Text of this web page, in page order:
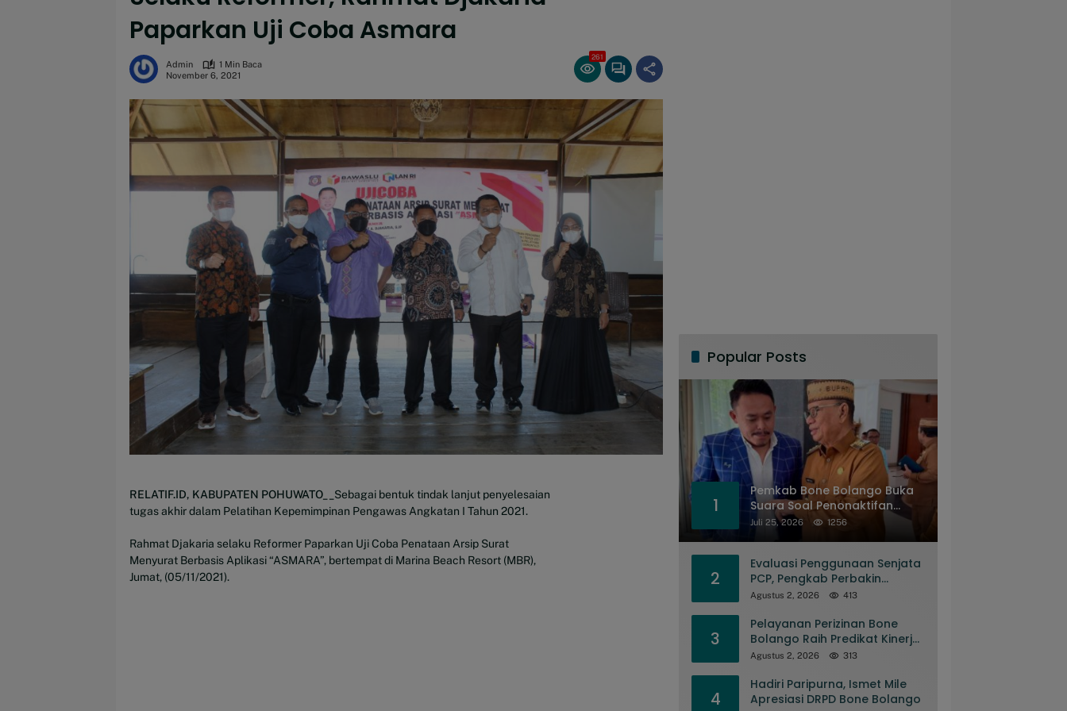
Paparkan Uji Coba Asmara
Admin
1 Min Baca
November 6, 2021
261
RELATIF.ID, KABUPATEN POHUWATO__ Sebagai bentuk tindak lanjut penyelesaian
tugas akhir dalam Pelatihan Kepemimpinan Pengawas Angkatan I Tahun 2021.
Rahmat Djakaria selaku Reformer Paparkan Uji Coba Penataan Arsip Surat
Menyurat Berbasis Aplikasi “ASMARA”, bertempat di Marina Beach Resort (MBR),
Jumat, (05/11/2021).
Popular Posts
1
Pemkab Bone Bolango Buka
Suara Soal Penonaktifan
Kades Toto Utara
Juli 25, 2026 1256
2
Evaluasi Penggunaan Senjata
PCP, Pengkab Perbakin
Gorontalo Gelar Rapat
Agustus 2, 2026 413
3
Pelayanan Perizinan Bone
Bolango Raih Predikat Kinerja
Sangat Baik Tingkat Nasional
Agustus 2, 2026 313
4
Hadiri Paripurna, Ismet Mile
Apresiasi DRPD Bone Bolango